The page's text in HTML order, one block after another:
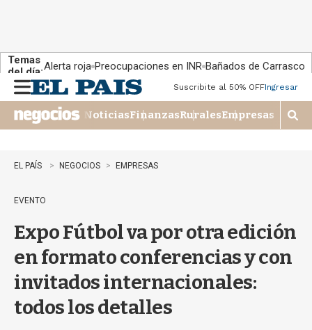
Temas
del día:Alerta roja Preocupaciones en INR Bañados de Carrasco
n
u
Suscribite al 50% OFFIngresar
NoticiasFinanzasRuralesEmpresas
M
o
�
EL PAÍS NEGOCIOS EMPRESAS
EVENTO
Expo Fútbol va por otra edición
en formato conferencias y con
invitados internacionales:
todos los detalles